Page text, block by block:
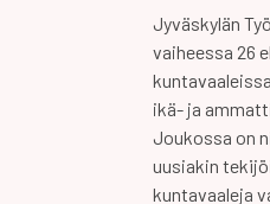
Jyväskylän
vaiheessa 26
ikä- ja
Joukossa on
uusiakin
kuntavaaleja